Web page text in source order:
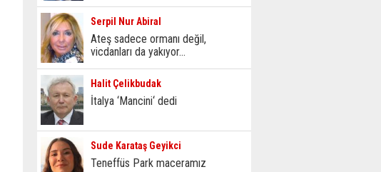
Serpil Nur Abiral
Ateş sadece ormanı değil,
vicdanları da yakıyor...
Halit Çelikbudak
İtalya ‘Mancini‘ dedi
Sude Karataş Geyikci
Teneffüs Park maceramız